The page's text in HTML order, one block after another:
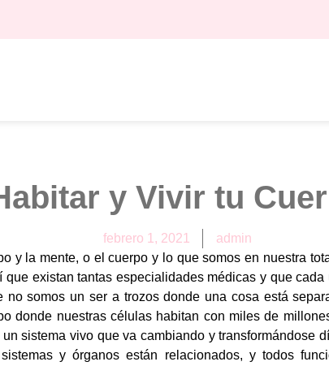
y Vivir tu
febrero 1, 2021
admin
y la mente, o el cuerpo y lo que somos en nuestra
existan tantas especialidades médicas y que
no somos un ser a trozos donde una cosa está
donde nuestras células habitan con miles de
sistema vivo que va cambiando y transformándose
y órganos están relacionados, y todos